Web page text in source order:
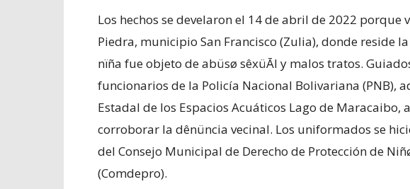
Los hechos se develaron el 14 de abril de 2022 porque
Piedra, municipio San Francisco (Zulia), donde reside
nïña fue objeto de abüsø sêxüĀl y malos tratos.
funcionarios de la Policía Nacional Bolivariana (PNB),
Estadal de los Espacios Acuáticos Lago de Maracaibo,
corroborar la dênüncia vecinal. Los uniformados se
del Consejo Municipal de Derecho de Protección de
(Comdepro).